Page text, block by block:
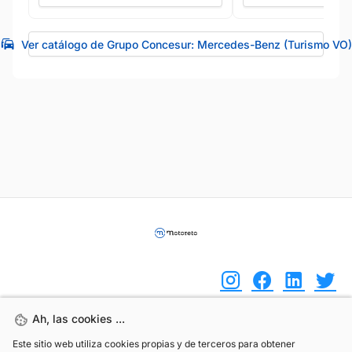
Ver catálogo de Grupo Concesur: Mercedes-Benz (Turismo VO)
Ah, las cookies ...
Este sitio web utiliza cookies propias y de terceros para obtener
Ah, las cookies ...
Este sitio web utiliza cookies propias y de terceros para obtener
(+34) 744 408 070